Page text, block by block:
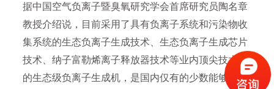
据中国空气负离子暨臭氧研究学会首席研究员陶名章
教授介绍说，目前采用了具有负离子系统和污染物收
集系统的生态负离子生成技术、生态负离子生成芯片
技术、纳子富勒烯离子释放器技术等业内顶尖技术的
的生态级负离子生成机，是国内仅有的少数能够生成